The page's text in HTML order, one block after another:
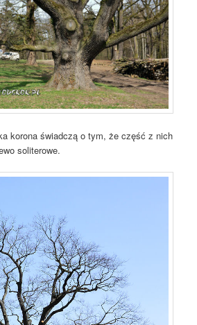
korona świadczą o tym, że część z nich
soliterowe.